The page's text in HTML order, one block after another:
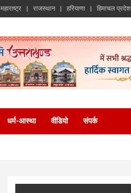
महाराष्ट्र राजस्थान हरियाणा हिमाचल प्रदेश
धर्म-आस्था वीडियो संपर्क